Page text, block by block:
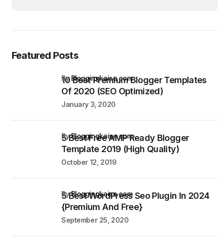
Featured Posts
10 Best Premium Blogger Templates
Of 2020 (SEO Optimized)
byBloggingkaise.com
January 3, 2020
5 Best Free AMP Ready Blogger
Template 2019 (High Quality)
byBloggingkaise.com
October 12, 2019
5 Best WordPress Seo Plugin In 2024
{Premium And Free}
byBloggingkaise.com
September 25, 2020